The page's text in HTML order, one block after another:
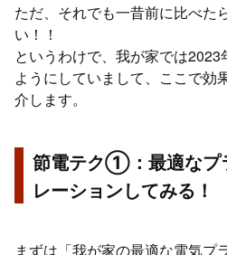
ただ、それでも一昔前に比べた
い！！
というわけで、我が家では
ようにしていまして、ここで効
介します。
節電テク①：最適なプ
レーションしてみる！
まずは「我が家の最適な電気プ